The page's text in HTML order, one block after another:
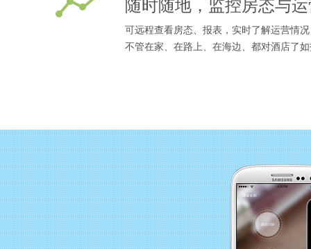
随时随地，监控房态与
可远程查看房态、报表，实时了解运营情况
不管在家、在路上、在海边、都对酒店了